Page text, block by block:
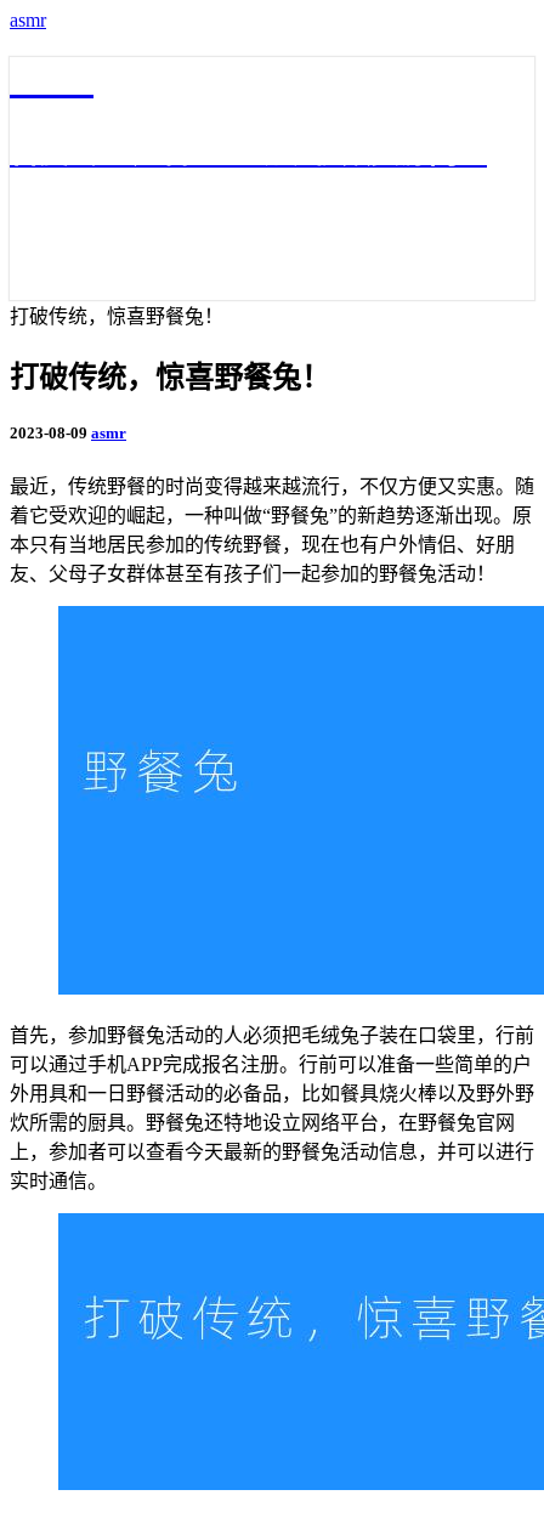
asmr
打破传统，惊喜野餐兔！
打破传统，惊喜野餐兔！
2023-08-09 asmr
最近，传统野餐的时尚变得越来越流行，不仅方便又实惠。随
着它受欢迎的崛起，一种叫做“野餐兔”的新趋势逐渐出现。原
本只有当地居民参加的传统野餐，现在也有户外情侣、好朋
友、父母子女群体甚至有孩子们一起参加的野餐兔活动！
首先，参加野餐兔活动的人必须把毛绒兔子装在口袋里，行前
可以通过手机APP完成报名注册。行前可以准备一些简单的户
外用具和一日野餐活动的必备品，比如餐具烧火棒以及野外野
炊所需的厨具。野餐兔还特地设立网络平台，在野餐兔官网
上，参加者可以查看今天最新的野餐兔活动信息，并可以进行
实时通信。